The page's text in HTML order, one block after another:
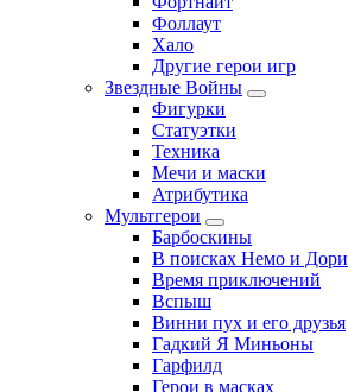
Фоллаут
Хало
Другие герои игр
Звездные Войны
Фигурки
Статуэтки
Техника
Мечи и маски
Атрибутика
Мультгерои
Барбоскины
В поисках Немо и Дори
Время приключений
Вспыш
Винни пух и его друзья
Гадкий Я Миньоны
Гарфилд
Герои в масках